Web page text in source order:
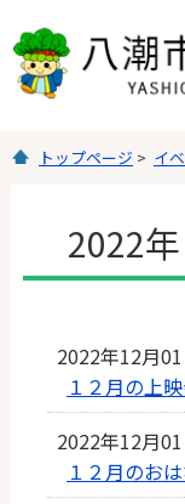
トップページ > イ
2022年
2022年12月
１２月の上
2022年12月
１２月のお